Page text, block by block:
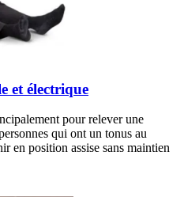
et électrique
pour relever une
qui ont un tonus au
en position assise sans maintien